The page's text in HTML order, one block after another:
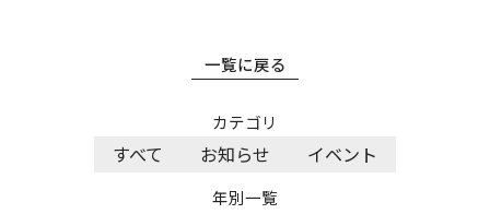
カテゴリ
すべて お知らせ イベント
年別一覧
一覧に戻る